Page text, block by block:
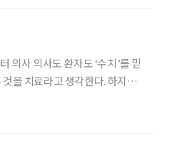
치’를 믿
을 치료라고 생각한다. 하지만